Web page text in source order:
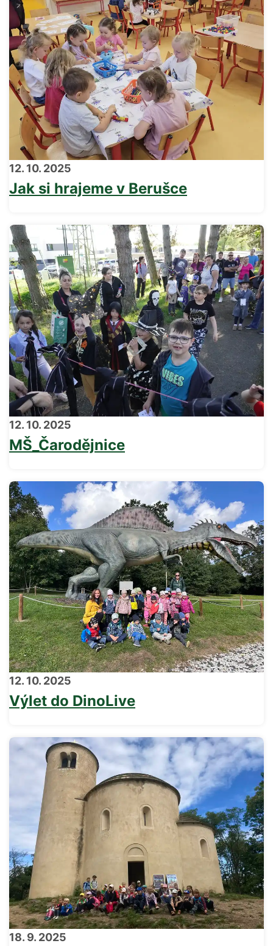
12. 10. 2025
Jak si hrajeme v Berušce
12. 10. 2025
MŠ_Čarodějnice
12. 10. 2025
Výlet do DinoLive
18. 9. 2025